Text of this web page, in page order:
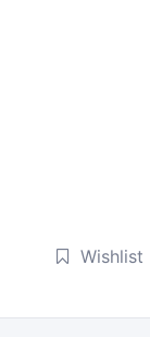
Wishlist